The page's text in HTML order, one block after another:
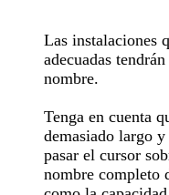
Las instalaciones
adecuadas tendrán
nombre.
Tenga en cuenta
demasiado largo
pasar el cursor
nombre completo